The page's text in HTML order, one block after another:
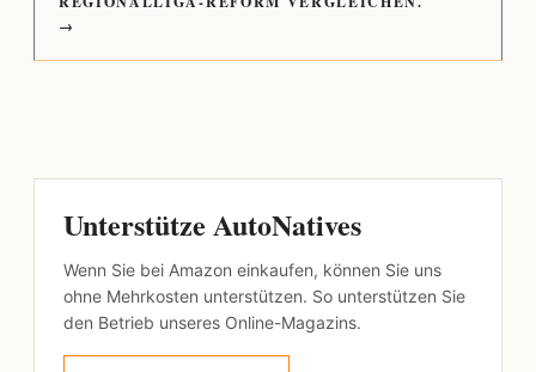
→
Unterstütze AutoNatives
Wenn Sie bei Amazon einkaufen, können Sie uns
ohne Mehrkosten unterstützen. So unterstützen Sie
den Betrieb unseres Online-Magazins.